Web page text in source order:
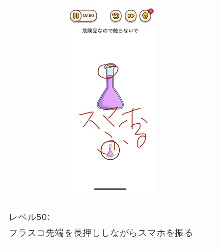
レベル50:
フラスコ先端を長押ししながらスマホを振る